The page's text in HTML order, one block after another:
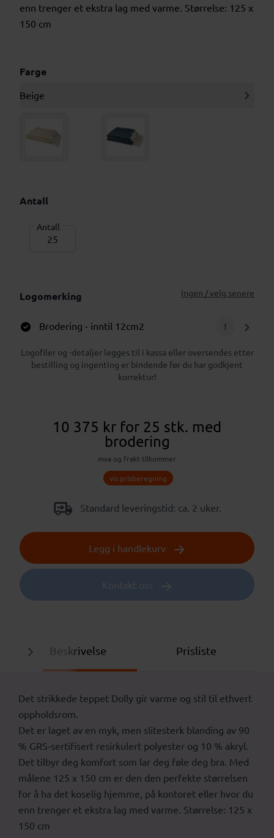
enn trenger et ekstra lag med varme. Størrelse: 125 x
150 cm
Farge
Beige
Antall
Antall
Logomerking Ingen / velg senere
Brodering - inntil 12cm2 1
Logofiler og -detaljer legges til i kassa eller oversendes etter
bestilling og ingenting er bindende før du har godkjent
korrektur!
10 375 kr for 25 stk. med
brodering
mva og frakt tilkommer
vis prisberegning
Standard leveringstid: ca. 2 uker.
Legg i handlekurv
Kontakt oss
Beskrivelse Prisliste
Det strikkede teppet Dolly gir varme og stil til ethvert
oppholdsrom.
Det er laget av en myk, men slitesterk blanding av 90
% GRS-sertifisert resirkulert polyester og 10 % akryl.
Det tilbyr deg komfort som lar deg føle deg bra. Med
målene 125 x 150 cm er den den perfekte størrelsen
for å ha det koselig hjemme, på kontoret eller hvor du
enn trenger et ekstra lag med varme. Størrelse: 125 x
150 cm